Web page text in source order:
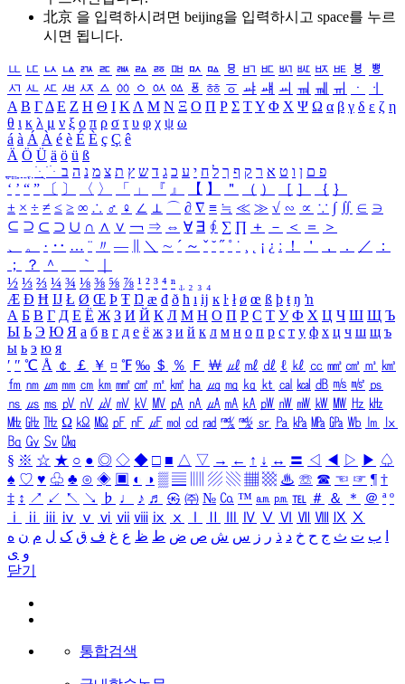
北京 을 입력하시려면 beijing을 입력하시고 space를 누르
시면 됩니다.
ㅥ ㅦ ㅧ ㅨ ㅩ ㅪ ㅫ ㅬ ㅭ ㅮ ㅯ ㅰ ㅱ ㅲ ㅳ ㅴ ㅵ ㅶ ㅷ ㅸ
ㅹ
ㅺ ㅻ ㅼ ㅽ ㅾ ㅿ ㆀ ㆁ ㆂ ㆃ ㆄ ㆅ ㆆ ㆇ ㆈ ㆉ ㆊ ㆋ ㆌ ㆍ
ㆎ
Α Β ΓΔ Ε Ζ Η Θ Ι ΚΛ Μ Ν Ξ Ο Π Ρ Σ ΤΥ Φ Χ Ψ Ω α β γ δ ε ζ η
θ ι κ λ μ ν ξ ο π ρ σ τ υ φ χ ψ ω
á à Á À é è É È ç Ç ê
Ä Ö Ü ä ö ü ß
ִֶֹ ֻּ ׁׂ פ ם ן ו ט א ר ק ף ך ל ח י ע כ ג ד ש ץ ת צ מ נ ה ב
‘ ’ “ ” 〔 〕 〈 〉 「 」 『 』 【 】 ＂ （ ） ［ ］ ｛ ｝
± × ÷ ≠ ≤ ≥ ∞ ∴ ♂ ♀ ∠ ⊥ ⌒ ∂ ∇ ≡ ≒ ≪ ≫ √ ∽ ∝ ∵ ∫ ∬ ∈ ∋
⊆ ⊇ ⊂ ⊃ ∪ ∩ ∧ ∨ ￢ ⇒ ⇔ ∀ ∃ ∮ ∑ ∏ ＋ － ＜ ＝
＞
、
。 · ‥ … ¨ 〃 ― ＼ ∼ ´ ～ ˇ ˘ ˝ ˚ ˙ ¸ ¡ ¿ ː ！ ＇ ， ． ／
：
；
？ ＾ ｀
½ ⅓ ⅔ ¼ ¾ ⅛ ⅜ ⅝ ⅞ ¹ ² ³ ⁴ ⁿ ₁ ₂ ₃ ₄
Æ Ð Ħ Ĳ Ł Ø Œ Þ Ŧ Ŋ æ đ ð ħ ı ĳ ĸ ŀ ł ø œ ß þ ŧ ŋ ŉ
А Б В Г Д Е Ё Ж З И Й К Л М Н О П Р С Т У Ф Х Ц Ч Ш Щ Ъ
Ы Ь Э Ю Я а б в г д е ё ж з и й к л м н о п р с т у ф х ц ч ш щ ъ
ы ь э ю я
′ ″ ℃ Å ￠ ￡ ￥ ¤ ℉ ‰ ＄ ％ Ｆ ￦ ㎕ ㎖ ㎗ ℓ ㎘ ㏄ ㎣ ㎤ ㎥ ㎦
㎙ ㎚ ㎛ ㎜ ㎝ ㎞ ㎟ ㎠ ㎡ ㎢ ㏊ ㎍ ㎎ ㎏ ㏏ ㎈ ㎉ ㏈ ㎧ ㎨ ㎰
㎱ ㎲ ㎳ ㎴ ㎵ ㎶ ㎷ ㎸ ㎹ ㎀ ㎁ ㎂ ㎃ ㎄ ㎺ ㎻ ㎽ ㎾ ㎿ ㎐ ㎑
㎒ ㎓ ㎔ Ω ㏀ ㏁ ㎊ ㎋ ㎌ ㏖ ㏅ ㎭ ㎮ ㎯ ㏛ ㎩ ㎪ ㎫ ㎬ ㏝ ㏐
㏓
㏃ ㏉ ㏜ ㏆
§ ※ ☆ ★ ○ ● ◎ ◇ ◆ □ ■ △ ▽ → ← ↑ ↓ ↔ 〓 ◁ ◀ ▷ ▶ ♤
♠ ♡ ♥ ♧ ♣ ⊙ ◈ ▣ ◐ ◑ ▒ ▤ ▨ ▧ ▦ ▩ ♨ ☏ ☎ ☜ ☞ ¶ †
‡ ↕ ↗ ↙ ↖ ↘ ♭ ♩ ♪ ♬ ㉿ ㈜ № ㏇ ™ ㏂ ㏘ ℡ ＃ ＆ ＊ ＠ ª º
ⅰ
ⅱ ⅲ ⅳ ⅴ ⅵ ⅶ ⅷ ⅸ ⅹ Ⅳ Ⅴ Ⅵ Ⅶ Ⅷ Ⅸ Ⅹ
ب ت ث ج ح خ د ذ ر ز س ش ص ض ط ظ ع غ ف ق ک ل م ن ه
و ی
닫기
통합검색